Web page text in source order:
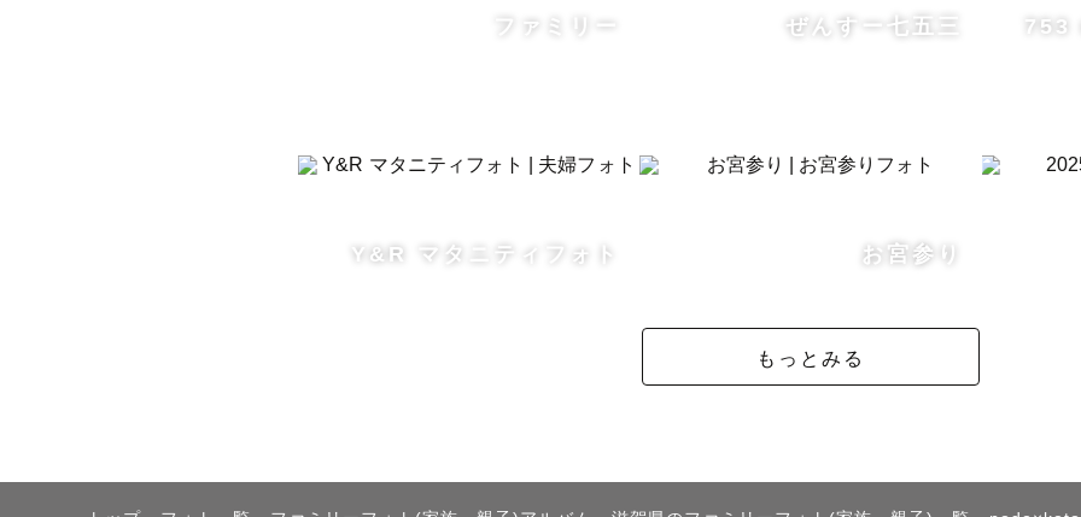
人見知りのお子さまや、撮影に関して不安なことなどなんでもお
※対応エリア内でも一部の遠方の場合、撮影料とは別に交通費を頂
※引越しに伴い、関西エリアからエリアを変更しております。関西
前ご依頼いただいたゲストさまで撮影をご希望される方は一度直接
ファミリー ぜんすー七五三
Y&R マタニティフォト お宮参り
もっとみる